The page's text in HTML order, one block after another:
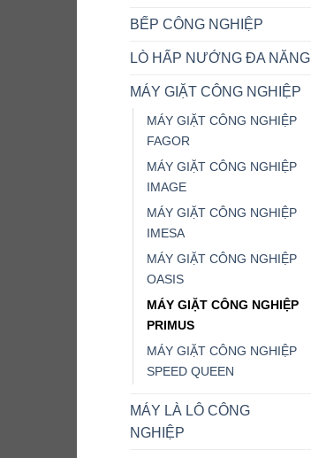
BẾP CÔNG NGHIỆP
LÒ HẤP NƯỚNG ĐA NĂNG
MÁY GIẶT CÔNG NGHIỆP
MÁY GIẶT CÔNG NGHIỆP
FAGOR
MÁY GIẶT CÔNG NGHIỆP
IMAGE
MÁY GIẶT CÔNG NGHIỆP
IMESA
MÁY GIẶT CÔNG NGHIỆP
OASIS
MÁY GIẶT CÔNG NGHIỆP
PRIMUS
MÁY GIẶT CÔNG NGHIỆP
SPEED QUEEN
MÁY LÀ LÔ CÔNG
NGHIỆP